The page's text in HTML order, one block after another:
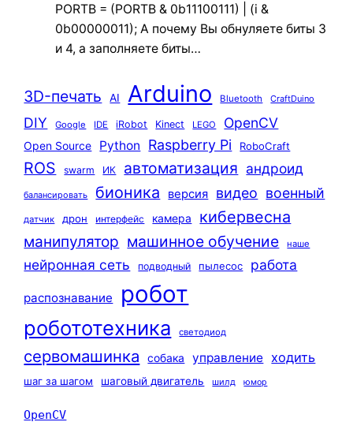
PORTB = (PORTB & 0b11100111) | (i &
0b00000011); А почему Вы обнуляете биты 3
и 4, а заполняете биты…
3D-печать AI Arduino Bluetooth CraftDuino
DIY Google IDE iRobot Kinect LEGO OpenCV
Open Source Python Raspberry Pi RoboCraft
ROS swarm ИК автоматизация андроид
балансировать бионика версия видео военный
датчик дрон интерфейс камера кибервесна
манипулятор машинное обучение наше
нейронная сеть подводный пылесос работа
распознавание робот
робототехника светодиод
сервомашинка собака управление ходить
шаг за шагом шаговый двигатель шилд юмор
OpenCV